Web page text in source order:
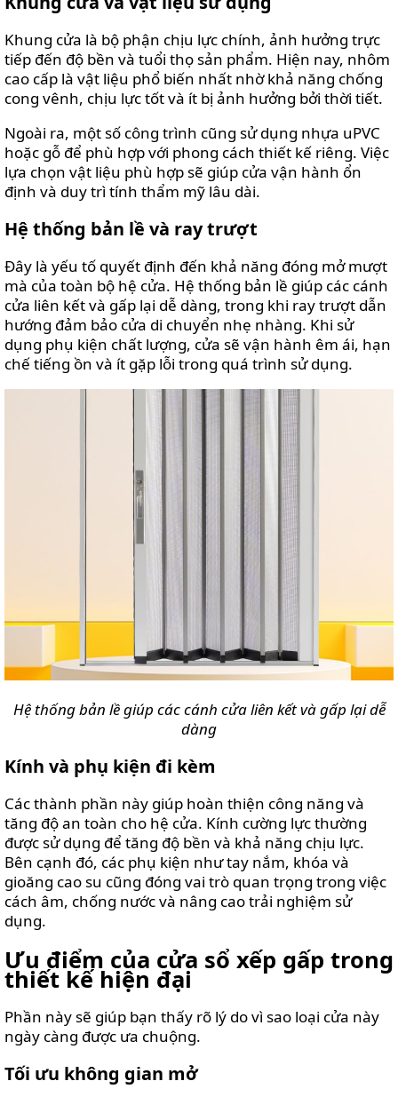
Khung cửa là bộ phận chịu lực chính, ảnh hưởng trực
tiếp đến độ bền và tuổi thọ sản phẩm. Hiện nay, nhôm
cao cấp là vật liệu phổ biến nhất nhờ khả năng chống
cong vênh, chịu lực tốt và ít bị ảnh hưởng bởi thời tiết.
Ngoài ra, một số công trình cũng sử dụng nhựa uPVC
hoặc gỗ để phù hợp với phong cách thiết kế riêng. Việc
lựa chọn vật liệu phù hợp sẽ giúp cửa vận hành ổn
định và duy trì tính thẩm mỹ lâu dài.
Hệ thống bản lề và ray trượt
Đây là yếu tố quyết định đến khả năng đóng mở mượt
mà của toàn bộ hệ cửa. Hệ thống bản lề giúp các cánh
cửa liên kết và gấp lại dễ dàng, trong khi ray trượt dẫn
hướng đảm bảo cửa di chuyển nhẹ nhàng. Khi sử
dụng phụ kiện chất lượng, cửa sẽ vận hành êm ái, hạn
chế tiếng ồn và ít gặp lỗi trong quá trình sử dụng.
Hệ thống bản lề giúp các cánh cửa liên kết và gấp lại dễ
dàng
Kính và phụ kiện đi kèm
Các thành phần này giúp hoàn thiện công năng và
tăng độ an toàn cho hệ cửa. Kính cường lực thường
được sử dụng để tăng độ bền và khả năng chịu lực.
Bên cạnh đó, các phụ kiện như tay nắm, khóa và
gioăng cao su cũng đóng vai trò quan trọng trong việc
cách âm, chống nước và nâng cao trải nghiệm sử
dụng.
Ưu điểm của cửa sổ xếp gấp trong
thiết kế hiện đại
Phần này sẽ giúp bạn thấy rõ lý do vì sao loại cửa này
ngày càng được ưa chuộng.
Tối ưu không gian mở